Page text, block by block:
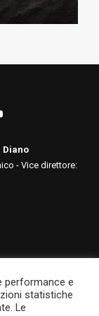
Diano
- Vice direttore:
| Via Roma, 133
performance e
statistiche
Le